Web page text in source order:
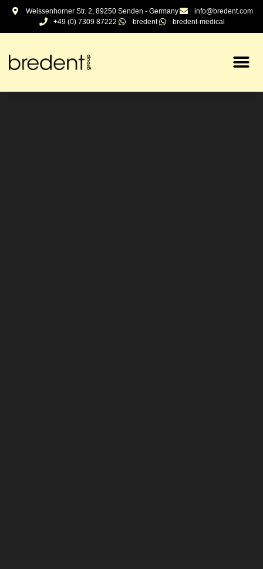
springenWeissenhorner Str. 2, 89250 Senden - Germany
info@bredent.com
+49 (0) 7309 87222
bredent bredent-medical